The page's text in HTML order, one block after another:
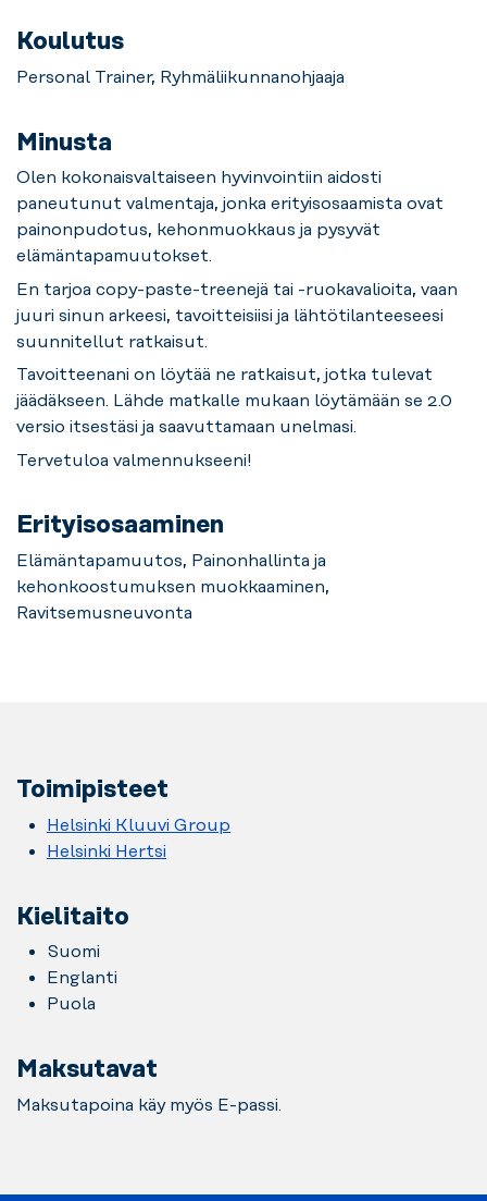
Koulutus
Personal Trainer, Ryhmäliikunnanohjaaja
Minusta
Olen kokonaisvaltaiseen hyvinvointiin aidosti
paneutunut valmentaja, jonka erityisosaamista ovat
painonpudotus, kehonmuokkaus ja pysyvät
elämäntapamuutokset.
En tarjoa copy-paste-treenejä tai -ruokavalioita, vaan
juuri sinun arkeesi, tavoitteisiisi ja lähtötilanteeseesi
suunnitellut ratkaisut.
Tavoitteenani on löytää ne ratkaisut, jotka tulevat
jäädäkseen. Lähde matkalle mukaan löytämään se 2.0
versio itsestäsi ja saavuttamaan unelmasi.
Tervetuloa valmennukseeni!
Erityisosaaminen
Elämäntapamuutos, Painonhallinta ja
kehonkoostumuksen muokkaaminen,
Ravitsemusneuvonta
Toimipisteet
Helsinki Kluuvi Group
Helsinki Hertsi
Kielitaito
Suomi
Englanti
Puola
Maksutavat
Maksutapoina käy myös E-passi.